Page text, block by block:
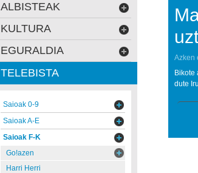
Azken
Bikote
dute
ALBISTEAK
KULTURA
EGURALDIA
TELEBISTA
Saioak 0-9
Saioak A-E
Saioak F-K
Go!azen
Harri Herri